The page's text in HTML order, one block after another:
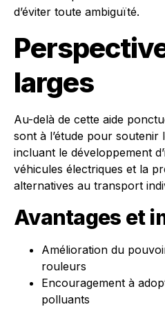
d’éviter toute ambiguïté.
larges
Au-delà de cette aide
sont à l’étude pour soutenir
incluant le développement
véhicules électriques et la
alternatives au transport
Avantages et
Amélioration du
rouleurs
Encouragement à
polluants